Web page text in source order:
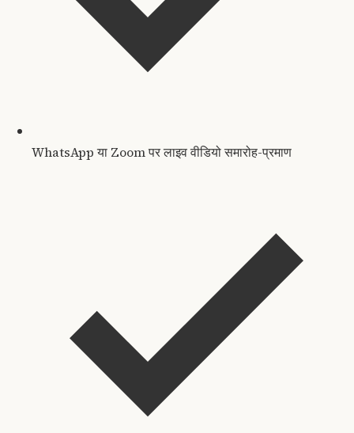
WhatsApp या Zoom पर लाइव वीडियो समारोह-प्रमाण